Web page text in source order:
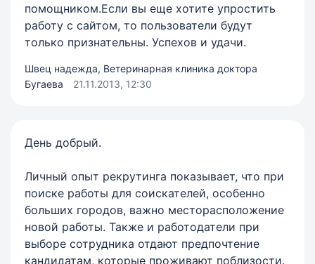
помощником.Если вы еще хотите упростить
работу с сайтом, то пользователи будут
только признательны. Успехов и удачи.
Швец надежда, Ветеринарная клиника доктора
Бугаева
21.11.2013, 12:30
День добрый.
Личный опыт рекрутинга показывает, что при
поиске работы для соискателей, особенно
больших городов, важно месторасположение
новой работы. Также и работодатели при
выборе сотрудника отдают предпочтение
кандидатам, которые проживают поблизости.